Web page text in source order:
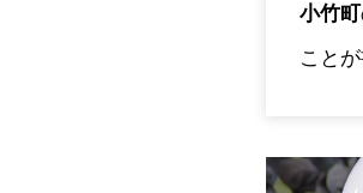
小竹町
こと